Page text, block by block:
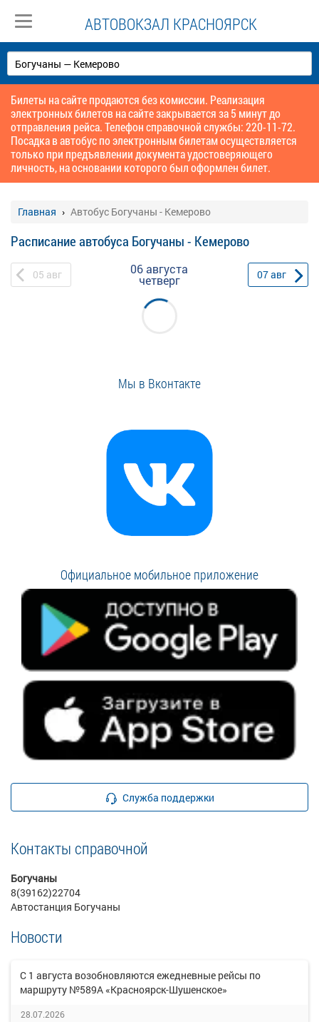
АВТОВОКЗАЛ КРАСНОЯРСК
Билеты на сайте продаются без комиссии. Реализация
электронных билетов на сайте закрывается за 5 минут до
отправления рейса. Телефон справочной службы: 220-11-72.
Посадка в автобус по электронным билетам осуществляется
только при предъявлении документа удостоверяющего
личность, на основании которого был оформлен билет.
Главная Автобус Богучаны - Кемерово
Расписание автобуса Богучаны - Кемерово
05 авг 06 августа
четверг 07авг
Мы в Вконтакте
Официальное мобильное приложение
Служба поддержки
Контакты справочной
Богучаны
8(39162)22704
Автостанция Богучаны
Новости
С 1 августа возобновляются ежедневные рейсы по
маршруту №589А «Красноярск-Шушенское»
28.07.2026